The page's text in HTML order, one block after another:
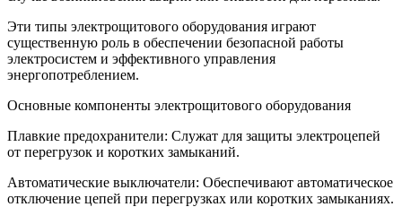
Эти типы электрощитового оборудования играют
существенную роль в обеспечении безопасной работы
электросистем и эффективного управления
энергопотреблением.
Основные компоненты электрощитового оборудования
Плавкие предохранители: Служат для защиты электроцепей
от перегрузок и коротких замыканий.
Автоматические выключатели: Обеспечивают автоматическое
отключение цепей при перегрузках или коротких замыканиях.